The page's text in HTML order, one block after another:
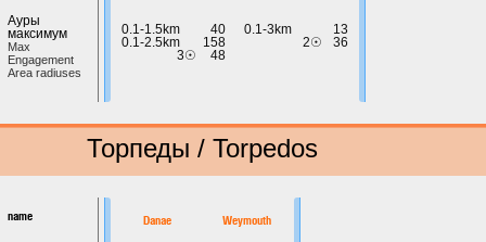
Ауры
максимум
Max
Engagement
Area radiuses
0.1-1.5km
40
0.1-2.5km
158
3☉
48
0.1-3km
13
2☉
36
Торпеды / Torpedos
name Danae Weymouth